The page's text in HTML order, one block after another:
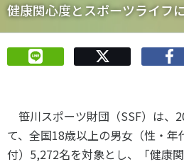
社会づ
国際情報
ニュー
＃障害者スポーツ ＃スポーツ基本
＃高齢者スポーツ ＃差別とダイバー
調査・研
スポーツライフ・データ
健康関心度とスポーツライフ
笹川スポーツ財団（SSF）は、
て、全国18歳以上の男女（性・年
付）5,272名を対象とし、「健康